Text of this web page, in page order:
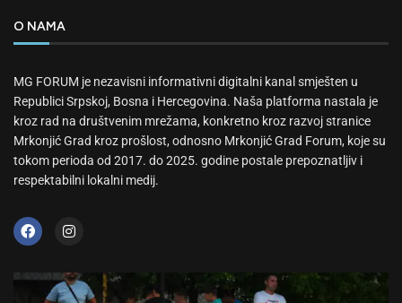
O NAMA
MG FORUM je nezavisni informativni digitalni kanal smješten u
Republici Srpskoj, Bosna i Hercegovina. Naša platforma nastala je
kroz rad na društvenim mrežama, konkretno kroz razvoj stranice
Mrkonjić Grad kroz prošlost, odnosno Mrkonjić Grad Forum, koje su
tokom perioda od 2017. do 2025. godine postale prepoznatljiv i
respektabilni lokalni medij.